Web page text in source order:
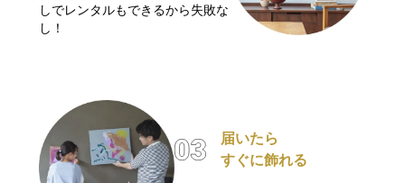
しでレンタルもできるから失敗な
し！
届いたら
すぐに飾れる